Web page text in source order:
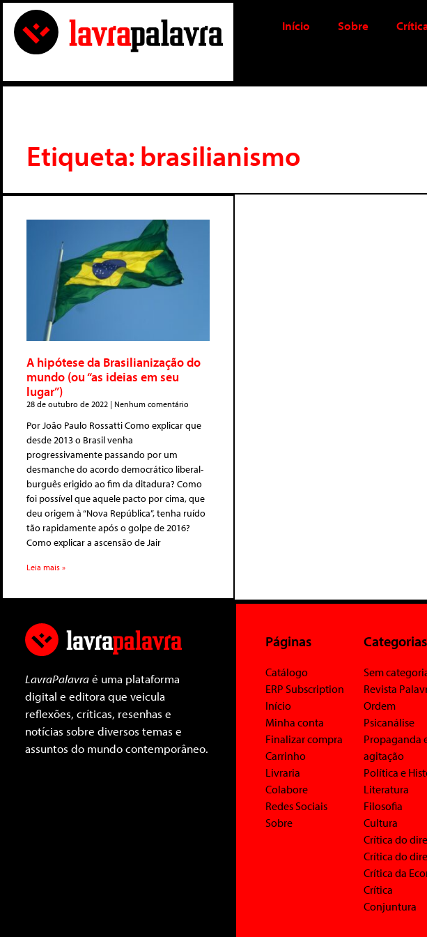
Início Sobre
Etiqueta: brasilianismo
A hipótese da Brasilianização do
mundo (ou “as ideias em seu
lugar”)
28 de outubro de 2022 Nenhum comentário
Por João Paulo Rossatti Como explicar que
desde 2013 o Brasil venha
progressivamente passando por um
desmanche do acordo democrático liberal-
burguês erigido ao fim da ditadura? Como
foi possível que aquele pacto por cima, que
deu origem à “Nova República”, tenha ruído
tão rapidamente após o golpe de 2016?
Como explicar a ascensão de Jair
Leia mais »
LavraPalavraé uma plataforma
digital e editora que veicula
reflexões, críticas, resenhas e
notícias sobre diversos temas e
assuntos do mundo contemporâneo.
Páginas
Catálogo
ERP Subscription
Início
Minha conta
Finalizar compra
Carrinho
Livraria
Colabore
Redes Sociais
Sobre
Categorias
Sem
Revista
Ordem
Psicanálise
Propaganda
agitação
Política e
Literatura
Filosofia
Cultura
Crítica do
Crítica do
Crítica da
Crítica
Conjuntura